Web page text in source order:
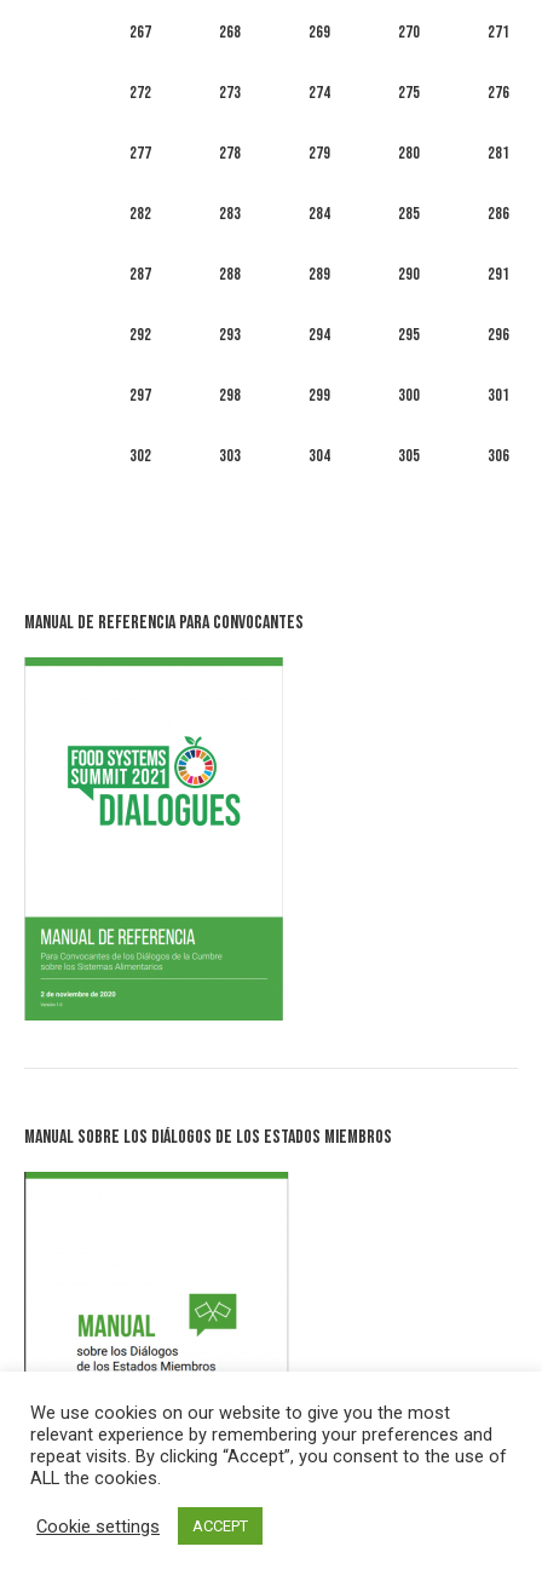
267 268 269 270 271
272 273 274 275 276
277 278 279 280 281
282 283 284 285 286
287 288 289 290 291
292 293 294 295 296
297 298 299 300 301
302 303 304 305 306
Manual de Referencia para Convocantes
Manual sobre los Diálogos de los Estados Miembros
We use cookies on our website to give you the most
relevant experience by remembering your preferences and
repeat visits. By clicking “Accept”, you consent to the use of
ALL the cookies.
Cookie settings ACCEPT